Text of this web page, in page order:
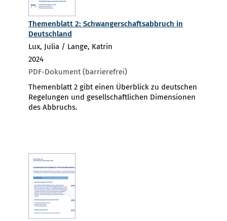
Themenblatt 2: Schwangerschaftsabbruch in
Deutschland
Lux, Julia / Lange, Katrin
2024
PDF-Dokument (barrierefrei)
Themenblatt 2 gibt einen Überblick zu deutschen
Regelungen und gesellschaftlichen Dimensionen
des Abbruchs.